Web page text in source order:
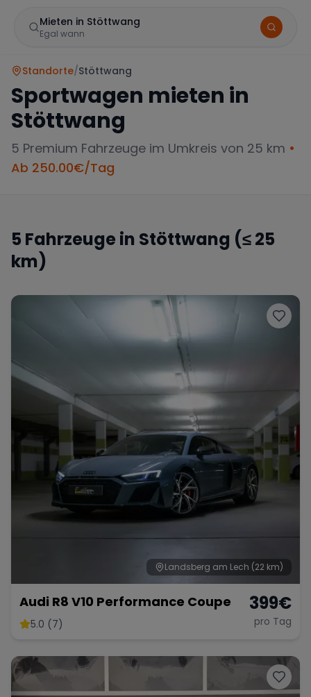
Mieten in Stöttwang
Egal wann
Lamborghini
McLaren Ford
Tesla Chevrolet Dodge
Rolls Royce Aston Martin
Bugatti Lotus Maserati
Zeitraum wählen
Standorte/Stöttwang
Sportwagen mieten in
Stöttwang
5 Premium Fahrzeuge im Umkreis von 25 km •
Ab 250.00€/Tag
5 Fahrzeuge in Stöttwang (≤ 25
km)
Landsberg am Lech (22 km)
Audi R8 V10 Performance Coupe
5.0 (7)
399€
pro Tag